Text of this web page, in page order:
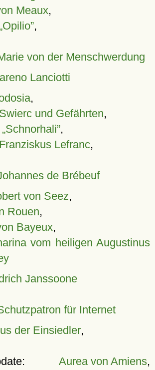
Meaux,
,
von der Menschwerdung
Lanciotti
,
und Gefährten,
,
Lefranc,
de Brébeuf
von Seez,
Rouen,
Bayeux,
vom heiligen Augustinus
Janssoone
für Internet
der Einsiedler,
Aurea von Amiens,